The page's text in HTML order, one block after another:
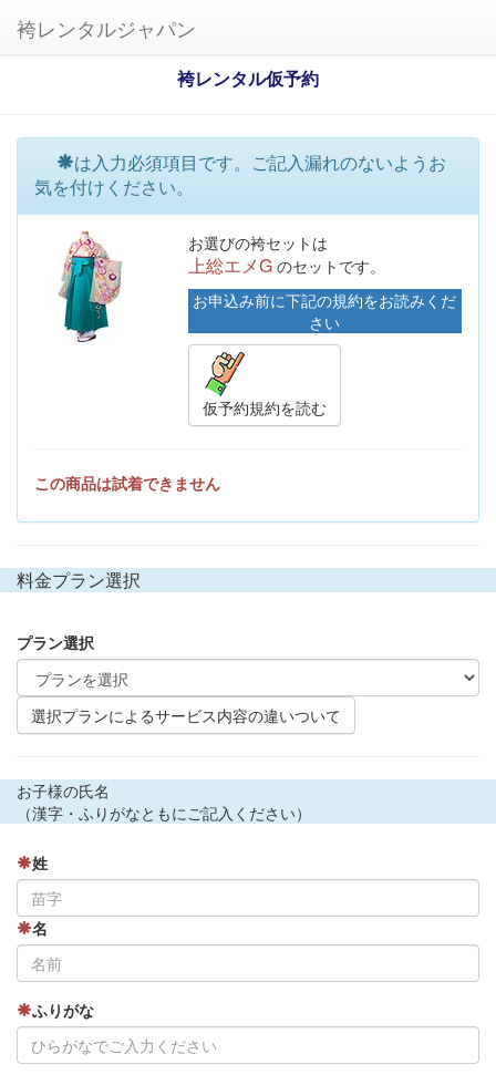
袴レンタルジャパン
袴レンタル仮予約
は入力必須項目です。ご記入漏れのないようお
気を付けください。
お選びの袴セットは
上総エメGのセットです。
お申込み前に下記の規約をお読みくだ
さい
仮予約規約を読む
この商品は試着できません
料金プラン選択
プラン選択
選択プランによるサービス内容の違いついて
お子様の氏名
（漢字・ふりがなともにご記入ください）
姓
名
ふりがな